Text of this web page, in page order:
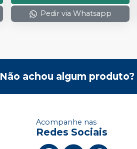
Pedir via Whatsapp
Não achou algum produto?
Acompanhe nas
Redes Sociais